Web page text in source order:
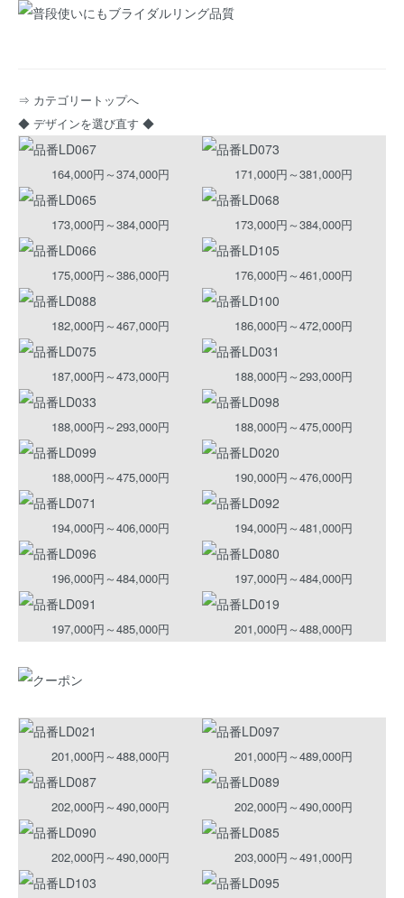
⇒ カテゴリートップへ
◆ デザインを選び直す ◆
164,000円～374,000円 171,000円～381,000円
173,000円～384,000円 173,000円～384,000円
175,000円～386,000円 176,000円～461,000円
182,000円～467,000円 186,000円～472,000円
187,000円～473,000円 188,000円～293,000円
188,000円～293,000円 188,000円～475,000円
188,000円～475,000円 190,000円～476,000円
194,000円～406,000円 194,000円～481,000円
196,000円～484,000円 197,000円～484,000円
197,000円～485,000円 201,000円～488,000円
201,000円～488,000円 201,000円～489,000円
202,000円～490,000円 202,000円～490,000円
202,000円～490,000円 203,000円～491,000円